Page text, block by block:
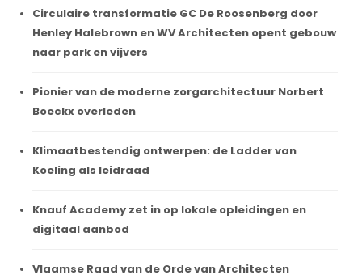
Circulaire transformatie GC De Roosenberg door
Henley Halebrown en WV Architecten opent gebouw
naar park en vijvers
Pionier van de moderne zorgarchitectuur Norbert
Boeckx overleden
Klimaatbestendig ontwerpen: de Ladder van
Koeling als leidraad
Knauf Academy zet in op lokale opleidingen en
digitaal aanbod
Vlaamse Raad van de Orde van Architecten